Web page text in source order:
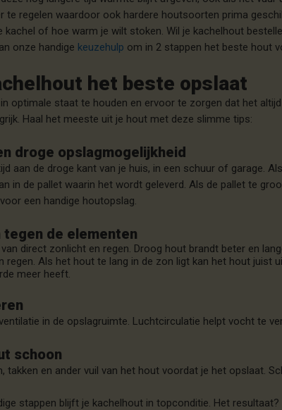
te regelen waardoor ook hardere houtsoorten prima
kachel of hoe warm je wilt stoken. Wil je kachelhout
onze handige keuzehulp om in 2 stappen het beste hout
het beste opslaat
optimale staat te houden en ervoor te zorgen dat het
Haal het meeste uit je hout met deze slimme tips:
droge opslagmogelijkheid
aan de droge kant van je huis, in een schuur of garage.
in de pallet waarin het wordt geleverd. Als de pallet te
een handige houtopslag.
tegen de elementen
direct zonlicht en regen. Droog hout brandt beter en
regen. Als het hout te lang in de zon ligt kan het hout juist
meer heeft.
in de opslagruimte. Luchtcirculatie helpt vocht te
schoon
takken en ander vuil van het hout voordat je het opslaat.
stappen blijft je kachelhout in topconditie. Het